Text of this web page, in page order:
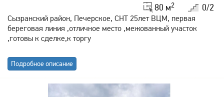
0/2
80 м2
Сызранский район, Печерское, СНТ 25лет ВЦМ, первая
береговая линия ,отличное место ,межованный участок
,готовы к сделке,к торгу
Подробное описание